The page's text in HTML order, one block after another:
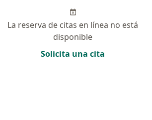
La reserva de citas en línea no está
disponible
Solicita una cita